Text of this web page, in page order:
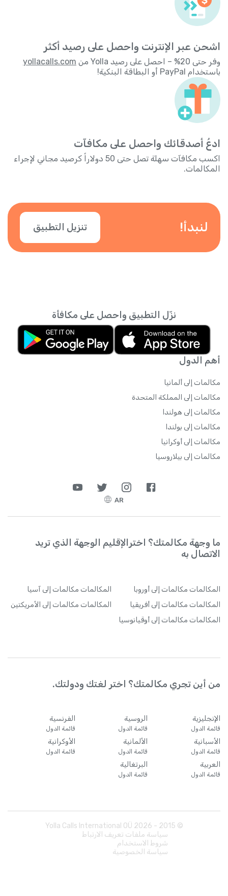
اشحن عبر الإنترنت واحصل على رصيد أكثر
وفر حتى 20% – احصل على رصيد Yolla من
yollacalls.com
باستخدام PayPal أو البطاقة البنكية!
ادعُ أصدقائك واحصل على مكافآت
اكسب مكافآت سهلة تصل حتى 50 دولاراً كرصيد مجاني لإجراء
المكالمات.
لنبدأ! تنزيل التطبيق
أهم الدول
مكالمات إلى ألمانيا
مكالمات إلى المملكة المتحدة
مكالمات إلى هولندا
مكالمات إلى بولندا
مكالمات إلى أوكرانيا
مكالمات إلى بيلاروسيا
نزّل التطبيق واحصل على مكافأة
AR
ما وجهة مكالمتك؟ اخترالإقليم الوجهة الذي تريد
الاتصال به
المكالمات مكالمات إلى أوروبا المكالمات مكالمات إلى آسيا
المكالمات مكالمات إلى أفريقيا المكالمات مكالمات إلى الأمريكتين
المكالمات مكالمات إلى أوقيانوسيا
من أين تجري مكالمتك؟ اختر لغتك ودولتك.
الإنجليزية
قائمة الدول
الروسية
قائمة الدول
الفرنسية
قائمة الدول
الأسبانية
قائمة الدول
الألمانية
قائمة الدول
الأوكرانية
قائمة الدول
العربية
قائمة الدول
البرتغالية
قائمة الدول
© 2015 -
2026
سياسة ملفات تعريف الارتباط
شروط الاستخدام
سياسة الخصوصية